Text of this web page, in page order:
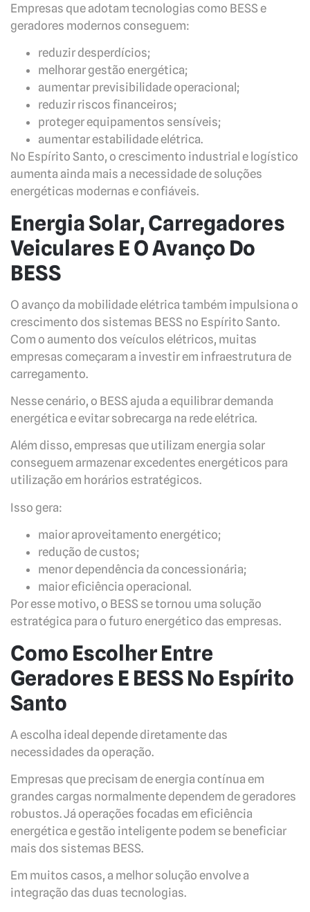
Empresas que adotam tecnologias como BESS e
geradores modernos conseguem:
reduzir desperdícios;
melhorar gestão energética;
aumentar previsibilidade operacional;
reduzir riscos financeiros;
proteger equipamentos sensíveis;
aumentar estabilidade elétrica.
No Espírito Santo, o crescimento industrial e logístico
aumenta ainda mais a necessidade de soluções
energéticas modernas e confiáveis.
Energia Solar, Carregadores
Veiculares E O Avanço Do
BESS
O avanço da mobilidade elétrica também impulsiona o
crescimento dos sistemas BESS no Espírito Santo.
Com o aumento dos veículos elétricos, muitas
empresas começaram a investir em infraestrutura de
carregamento.
Nesse cenário, o BESS ajuda a equilibrar demanda
energética e evitar sobrecarga na rede elétrica.
Além disso, empresas que utilizam energia solar
conseguem armazenar excedentes energéticos para
utilização em horários estratégicos.
Isso gera:
maior aproveitamento energético;
redução de custos;
menor dependência da concessionária;
maior eficiência operacional.
Por esse motivo, o BESS se tornou uma solução
estratégica para o futuro energético das empresas.
Como Escolher Entre
Geradores E BESS No Espírito
Santo
A escolha ideal depende diretamente das
necessidades da operação.
Empresas que precisam de energia contínua em
grandes cargas normalmente dependem de geradores
robustos. Já operações focadas em eficiência
energética e gestão inteligente podem se beneficiar
mais dos sistemas BESS.
Em muitos casos, a melhor solução envolve a
integração das duas tecnologias.